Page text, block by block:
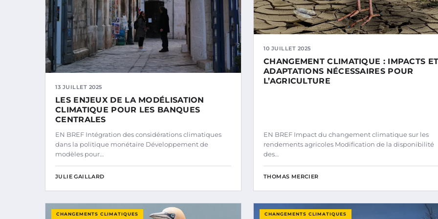
13 JUILLET 2025
LES ENJEUX DE LA MODÉLISATION
CLIMATIQUE POUR LES BANQUES
CENTRALES
EN BREF Intégration des considérations climatiques
dans la politique monétaire Développement de
modèles pour…
JULIE GAILLARD
10 JUILLET 2025
CHANGEMENT CLIMATIQUE : IMPACTS
ADAPTATIONS NÉCESSAIRES POUR
L’AGRICULTURE
EN BREF Impact du changement climatique sur les
rendements agricoles Modification de la disponibilité
des…
THOMAS MERCIER
CHANGEMENTS CLIMATIQUES CHANGEMENTS CLIMATIQUES